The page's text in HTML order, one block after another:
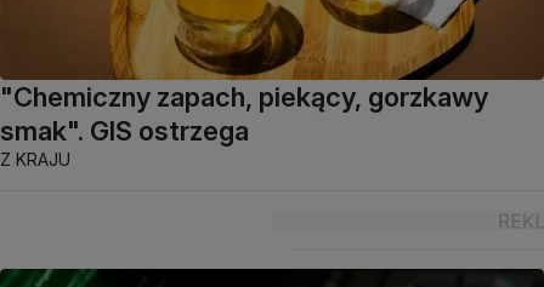
"Chemiczny zapach, piekący, gorzkawy
smak". GIS ostrzega
Z KRAJU